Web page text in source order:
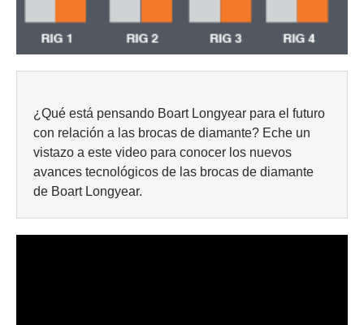
¿Qué está pensando Boart Longyear para el futuro
con relación a las brocas de diamante? Eche un
vistazo a este video para conocer los nuevos
avances tecnológicos de las brocas de diamante
de Boart Longyear.